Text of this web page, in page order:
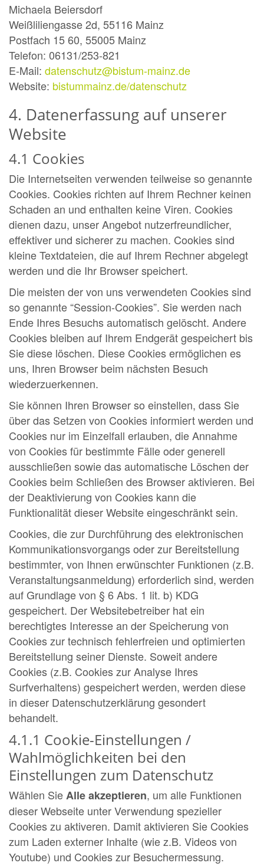
Michaela Beiersdorf
Weißliliengasse 2d, 55116 Mainz
Postfach 15 60, 55005 Mainz
Telefon: 06131/253-821
E-Mail: datenschutz@bistum-mainz.de
Website: bistummainz.de/datenschutz
4. Datenerfassung auf unserer
Website
4.1 Cookies
Die Internetseiten verwenden teilweise so genannte
Cookies. Cookies richten auf Ihrem Rechner keinen
Schaden an und enthalten keine Viren. Cookies
dienen dazu, unser Angebot nutzerfreundlicher,
effektiver und sicherer zu machen. Cookies sind
kleine Textdateien, die auf Ihrem Rechner abgelegt
werden und die Ihr Browser speichert.
Die meisten der von uns verwendeten Cookies sind
so genannte “Session-Cookies”. Sie werden nach
Ende Ihres Besuchs automatisch gelöscht. Andere
Cookies bleiben auf Ihrem Endgerät gespeichert bis
Sie diese löschen. Diese Cookies ermöglichen es
uns, Ihren Browser beim nächsten Besuch
wiederzuerkennen.
Sie können Ihren Browser so einstellen, dass Sie
über das Setzen von Cookies informiert werden und
Cookies nur im Einzelfall erlauben, die Annahme
von Cookies für bestimmte Fälle oder generell
ausschließen sowie das automatische Löschen der
Cookies beim Schließen des Browser aktivieren. Bei
der Deaktivierung von Cookies kann die
Funktionalität dieser Website eingeschränkt sein.
Cookies, die zur Durchführung des elektronischen
Kommunikationsvorgangs oder zur Bereitstellung
bestimmter, von Ihnen erwünschter Funktionen (z.B.
Veranstaltungsanmeldung) erforderlich sind, werden
auf Grundlage von § 6 Abs. 1 lit. b) KDG
gespeichert. Der Websitebetreiber hat ein
berechtigtes Interesse an der Speicherung von
Cookies zur technisch fehlerfreien und optimierten
Bereitstellung seiner Dienste. Soweit andere
Cookies (z.B. Cookies zur Analyse Ihres
Surfverhaltens) gespeichert werden, werden diese
in dieser Datenschutzerklärung gesondert
behandelt.
4.1.1 Cookie-Einstellungen /
Wahlmöglichkeiten bei den
Einstellungen zum Datenschutz
Wählen SieAlle akzeptieren, um alle Funktionen
dieser Webseite unter Verwendung spezieller
Cookies zu aktiveren. Damit aktivieren Sie Cookies
zum Laden externer Inhalte (wie z.B. Videos von
Youtube) und Cookies zur Besuchermessung.